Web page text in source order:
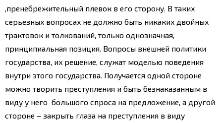
,пренебрежительный плевок в его сторону. В таких
серьезных вопросах не должно быть никаких двойных
трактовок и толкований, только однозначная,
принципиальная позиция. Вопросы внешней политики
государства, их решение, служат моделью поведения
внутри этого государства. Получается одной стороне
можно творить преступления и быть безнаказанным в
виду у него большого спроса на предложение, а другой
стороне – закрыть глаза на преступления в виду